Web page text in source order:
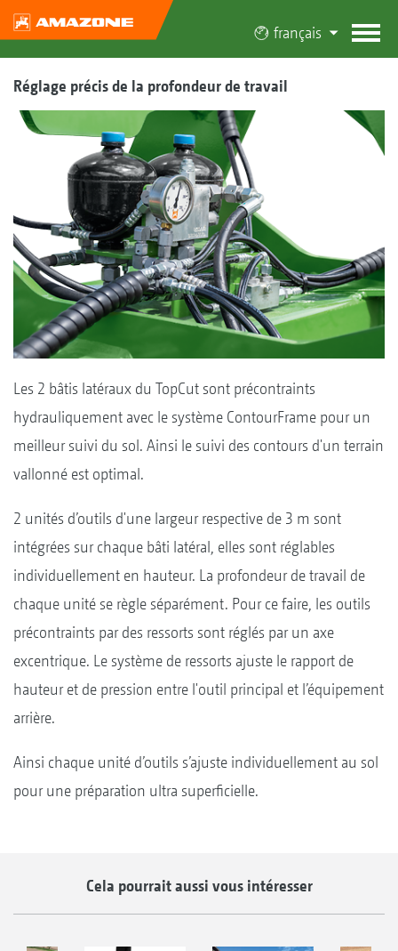
français
Réglage précis de la profondeur de travail
Les 2 bâtis latéraux du TopCut sont précontraints
hydrauliquement avec le système ContourFrame pour un
meilleur suivi du sol. Ainsi le suivi des contours d'un terrain
vallonné est optimal.
2 unités d’outils d'une largeur respective de 3 m sont
intégrées sur chaque bâti latéral, elles sont réglables
individuellement en hauteur. La profondeur de travail de
chaque unité se règle séparément. Pour ce faire, les outils
précontraints par des ressorts sont réglés par un axe
excentrique. Le système de ressorts ajuste le rapport de
hauteur et de pression entre l'outil principal et l’équipement
arrière.
Ainsi chaque unité d’outils s’ajuste individuellement au sol
pour une préparation ultra superficielle.
Cela pourrait aussi vous intéresser